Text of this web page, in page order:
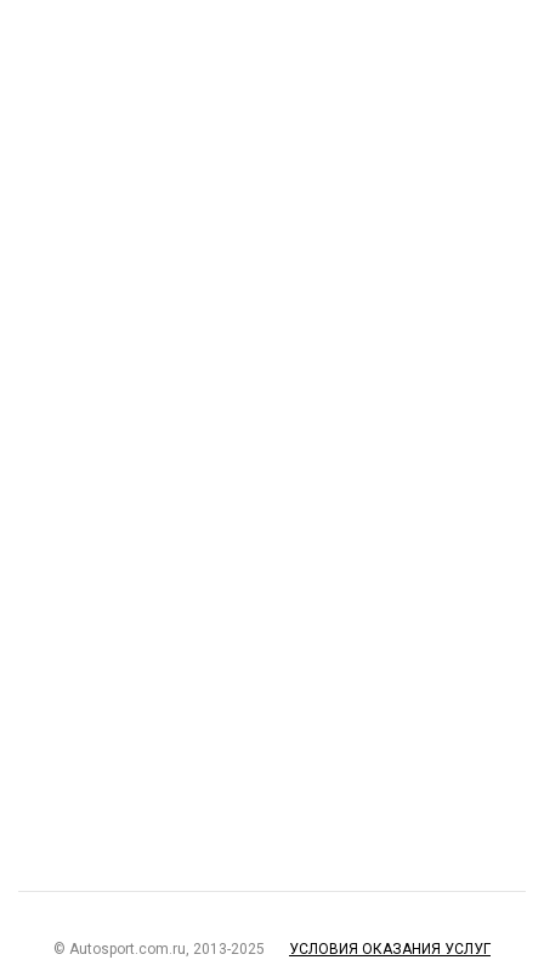
© Autosport.com.ru, 2013-2025 УСЛОВИЯ ОКАЗАНИЯ УСЛУГ